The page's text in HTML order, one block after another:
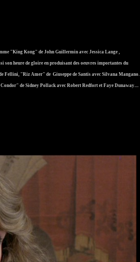
"King Kong" de John Guillermin avec Jessica Lange ,
heure de gloire en produisant des oeuvres importantes du
Fellini, "Riz Amer" de Giuseppe de Santis avec Silvana Mangano.
de Sidney Pollack avec Robert Redfort et Faye Dunaway....